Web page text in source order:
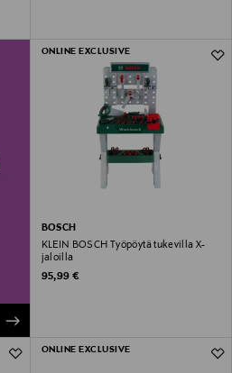
ONLINE EXCLUSIVE
BOSCH
KLEIN BOSCH Työpöytä tukevilla X-
jaloilla
Original Price
95,99 €
ONLINE EXCLUSIVE